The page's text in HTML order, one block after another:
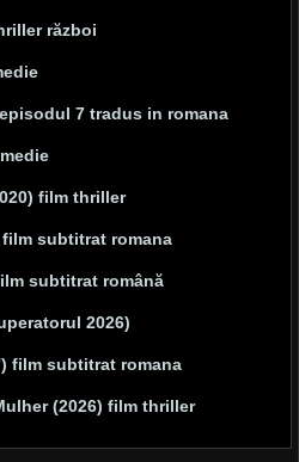
război
7 tradus in romana
film thriller
subtitrat romana
subtitrat română
2026)
film subtitrat romana
(2026) film thriller